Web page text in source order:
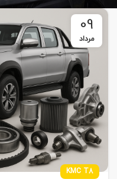
09
مرداد
KMC T8